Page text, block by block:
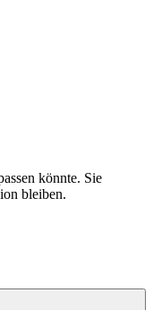
könnte. Sie
bleiben.